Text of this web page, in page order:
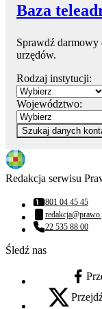
Baza
Sprawdź darmowy
urzędów.
Rodzaj instytucji:
Województwo:
Szukaj danych
Redakcja serwisu
Numer telefonu:
801 04 45 45
Adres email:
Numer telefonu:
22 535 88 00
Śledź nas
x - otwiera się